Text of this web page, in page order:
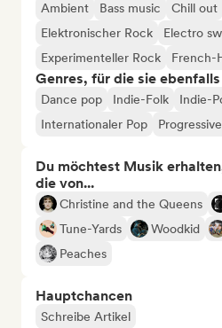
Ambient Bass music Chill out
Elektronischer Rock
Electro
Experimenteller Rock
French-
Genres, für die sie
Dance pop Indie-Folk Indie-
Internationaler Pop
Du möchtest Musik
die von...
Christine and the Queens
Tune-Yards
Woodkid
Peaches
Hauptchancen
Schreibe Artikel